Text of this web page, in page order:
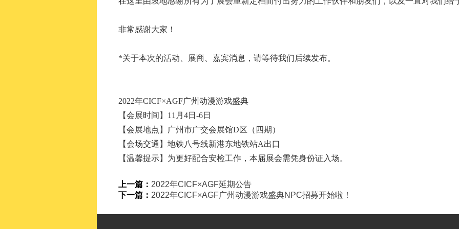
非常感谢大家！
*关于本次的活动、展商、嘉宾消息，请等待我们后续发布。
2022年CICF×AGF广州动漫游戏盛典
【会展时间】11月4日-6日
【会展地点】广州市广交会展馆D区（四期）
【会场交通】地铁八号线新港东地铁站A出口
【温馨提示】为更好配合安检工作，本届展会需凭身份证入场。
上一篇： 2022年CICF×AGF延期公告
下一篇： 2022年CICF×AGF广州动漫游戏盛典NPC招募开始啦！